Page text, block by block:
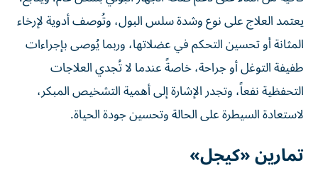
يعتمد العلاج على نوع وشدة سلس البول، وتُوصف أدوية لإرخاء
المثانة أو تحسين التحكم في عضلاتها، وربما يُوصى بإجراءات
طفيفة التوغل أو جراحة، خاصةً عندما لا تُجدي العلاجات
التحفظية نفعاً، وتجدر الإشارة إلى أهمية التشخيص المبكر،
لاستعادة السيطرة على الحالة وتحسين جودة الحياة.
تمارين «كيجل»